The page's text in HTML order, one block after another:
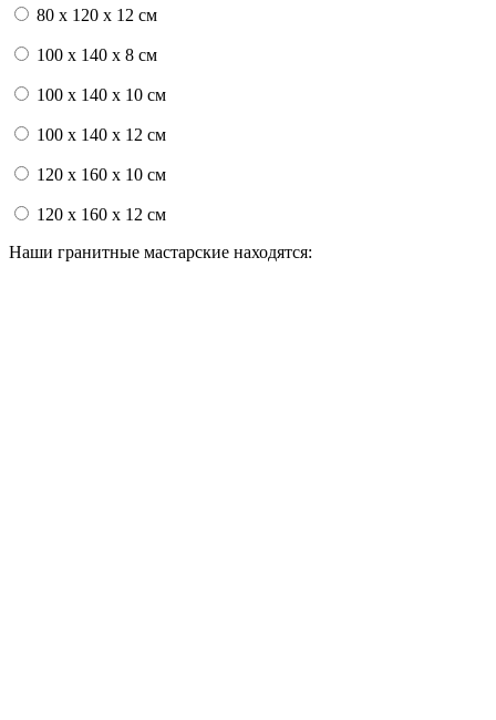
80 x 120 x 12 см
100 x 140 x 8 см
100 x 140 x 10 см
100 x 140 x 12 см
120 x 160 x 10 см
120 x 160 x 12 см
Наши гранитные мастарские находятся: